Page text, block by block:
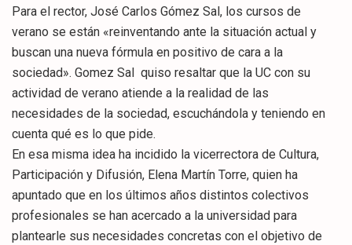
Para el rector, José Carlos Gómez Sal, los cursos de
verano se están «reinventando ante la situación actual y
buscan una nueva fórmula en positivo de cara a la
sociedad». Gomez Sal quiso resaltar que la UC con su
actividad de verano atiende a la realidad de las
necesidades de la sociedad, escuchándola y teniendo en
cuenta qué es lo que pide.
En esa misma idea ha incidido la vicerrectora de Cultura,
Participación y Difusión, Elena Martín Torre, quien ha
apuntado que en los últimos años distintos colectivos
profesionales se han acercado a la universidad para
plantearle sus necesidades concretas con el objetivo de